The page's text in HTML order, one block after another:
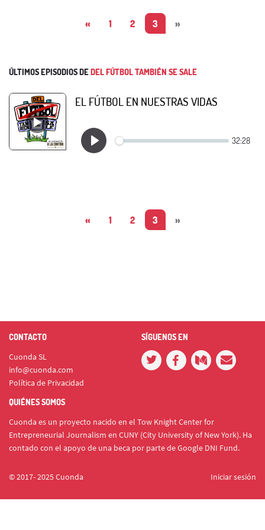
« 1 2 3 »
ÚLTIMOS EPISODIOS DEDEL FÚTBOL TAMBIÉN SE SALE
EL FÚTBOL EN NUESTRAS VIDAS
« 1 2 3 »
CONTACTO
Cuonda SL
info@cuonda.com
Política de Privacidad
SÍGUENOS EN
QUIÉNES SOMOS
Cuonda es un proyecto nacido en el Tow Knight Center for
Entrepreneurial Journalism en CUNY (City University of New York). Ha
contado con el apoyo de una beca por parte de Google DNI Fund.
© 2017- 2025 Cuonda Iniciar sesión